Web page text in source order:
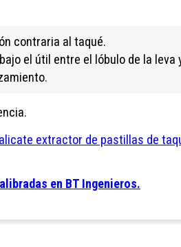
contraria al taqué.
el útil entre el lóbulo de la leva
alicate extractor de pastillas de
en BT Ingenieros.